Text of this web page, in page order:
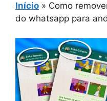
Início » Como
do whatsapp para